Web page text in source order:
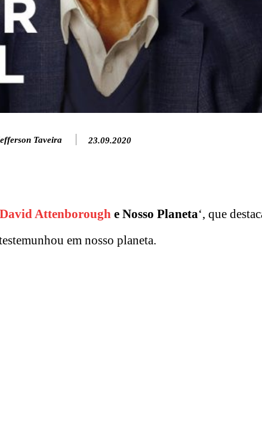
Taveira 23.09.2020
David Attenborough e Nosso Planeta‘, que
em nosso planeta.